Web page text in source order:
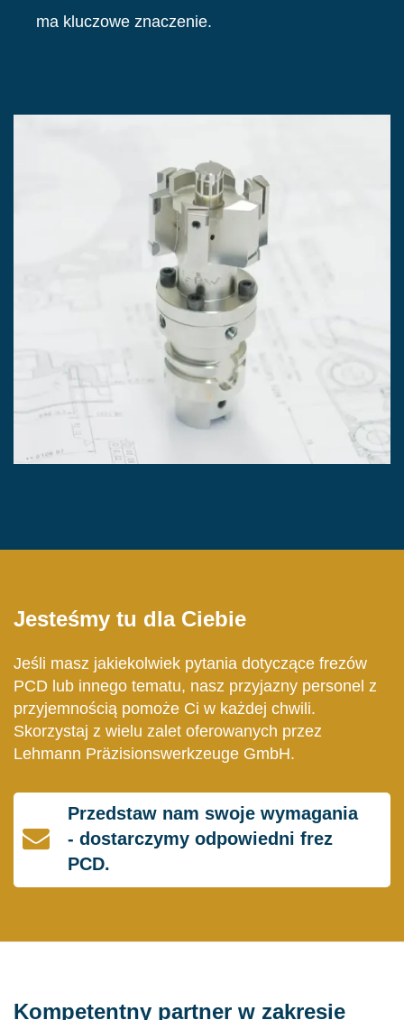
ma kluczowe znaczenie.
Jesteśmy tu dla Ciebie
Jeśli masz jakiekolwiek pytania dotyczące frezów
PCD lub innego tematu, nasz przyjazny personel z
przyjemnością pomoże Ci w każdej chwili.
Skorzystaj z wielu zalet oferowanych przez
Lehmann Präzisionswerkzeuge GmbH.
Przedstaw nam swoje wymagania
- dostarczymy odpowiedni frez
PCD.
Kompetentny partner w zakresie